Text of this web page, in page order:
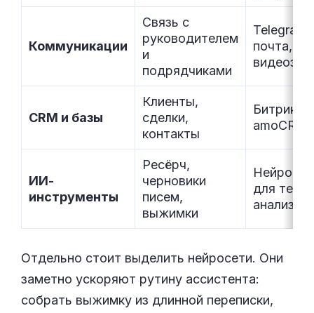
Коммуникации
Связь с
руководителем
и
подрядчиками
Telegram,
почта,
CRM и базы
Клиенты,
сделки,
контакты
amoCRM
ИИ-
инструменты
Ресёрч,
черновики
писем,
выжимки
для
анализа
Отдельно стоит выделить нейросети. Они
заметно ускоряют рутину ассистента:
собрать выжимку из длинной переписки,